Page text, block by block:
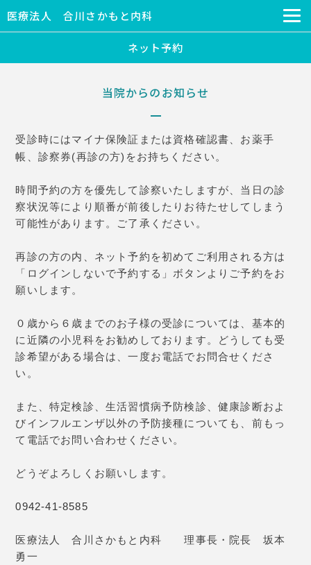
医療法人 合川さかもと内科
ネット予約
当院からのお知らせ
受診時にはマイナ保険証または資格確認書、 お薬手
帳、診察券(再診の方)をお持ちください。
時間予約の方を優先して診察いたしますが、当日の診
察状況等により順番が前後したりお待たせしてしまう
可能性があります。ご了承ください。
再診の方の内、ネット予約を初めてご利用される方は
「ログインしないで予約する」ボタンよりご予約をお
願いします。
０歳から６歳までのお子様の受診については、基本的
に近隣の小児科をお勧めしております。どうしても受
診希望がある場合は、一度お電話でお問合せくださ
い。
また、特定検診、生活習慣病予防検診、健康診断およ
びインフルエンザ以外の予防接種についても、前もっ
て電話でお問い合わせください。
どうぞよろしくお願いします。
0942-41-8585
医療法人 合川さかもと内科 理事長・院長 坂本
勇一